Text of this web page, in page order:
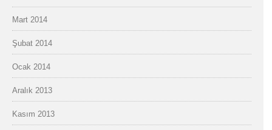
Mart 2014
Şubat 2014
Ocak 2014
Aralık 2013
Kasım 2013